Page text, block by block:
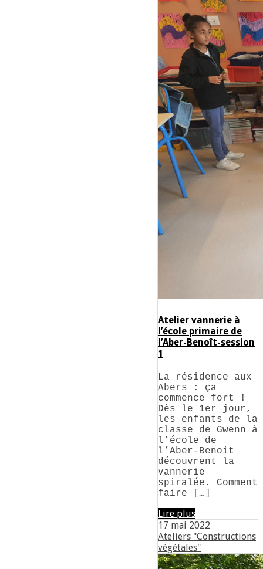
Atelier vannerie à
l’école primaire de
l’Aber-Benoît-session
1
La résidence aux
Abers : ça
commence fort !
Dès le 1er jour,
les enfants de la
classe de Gwenn à
l’école de
l’Aber-Benoit
découvrent la
vannerie
spiralée. Comment
faire […]
Lire plus
17 mai 2022
Ateliers "Constructions
végétales"